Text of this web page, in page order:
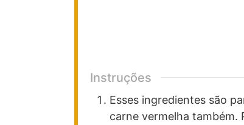
Instruções
Esses ingredientes são
carne vermelha também.